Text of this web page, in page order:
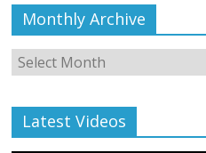
Monthly Archive
Monthly
Archive
Latest Videos